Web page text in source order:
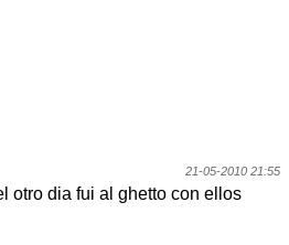
21-05-2010 21:55
otro dia fui al ghetto con ellos